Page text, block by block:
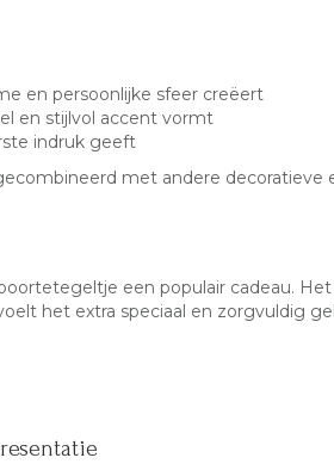
en persoonlijke sfeer creëert
en stijlvol accent vormt
indruk geeft
met andere decoratieve
een populair cadeau.
het extra speciaal en zorgvuldig